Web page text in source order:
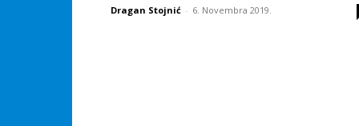
Dragan Stojnić - 6. Novembra 2019.